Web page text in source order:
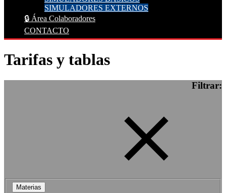
SIMULADORES EXTERNOS
🔒 Área Colaboradores
CONTACTO
Tarifas y tablas
Filtrar:
Materias